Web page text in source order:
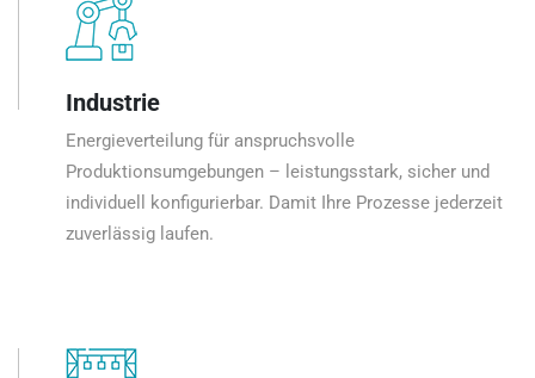
Industrie
Energieverteilung für anspruchsvolle
Produktionsumgebungen – leistungsstark, sicher und
individuell konfigurierbar. Damit Ihre Prozesse jederzeit
zuverlässig laufen.